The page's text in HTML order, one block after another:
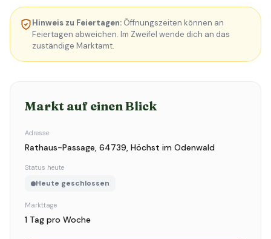
Hinweis zu Feiertagen: Öffnungszeiten können an
Feiertagen abweichen. Im Zweifel wende dich an das
zuständige Marktamt.
Markt auf einen Blick
Adresse
Rathaus-Passage, 64739, Höchst im Odenwald
Status heute
Heute geschlossen
Markttage
1 Tag pro Woche